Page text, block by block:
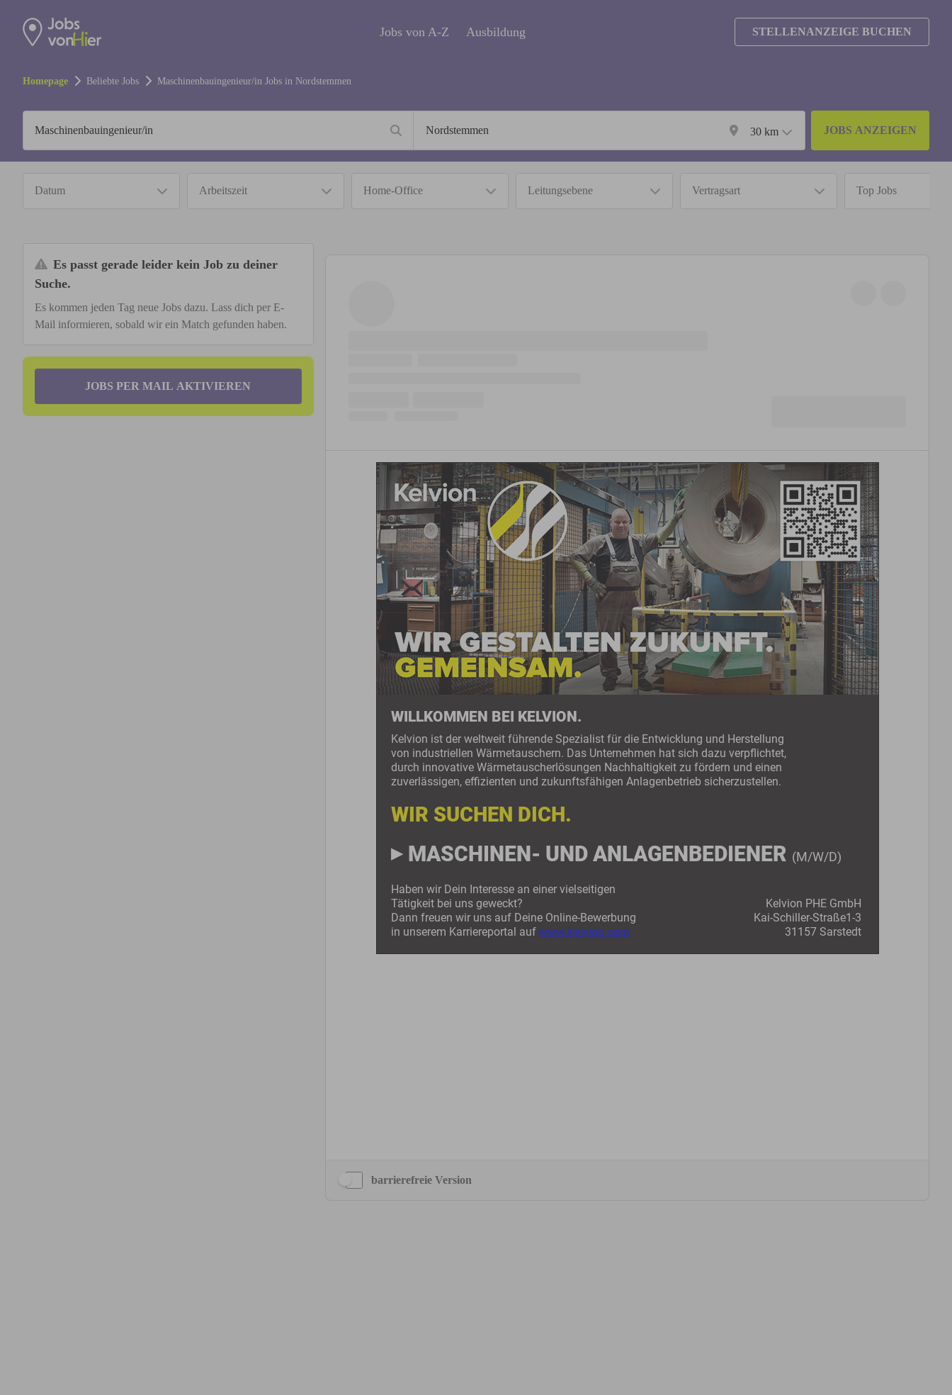
Jobs von A-Z Ausbildung STELLENANZEIGE BUCHEN
Homepage Beliebte Jobs Maschinenbauingenieur/in Jobs in Nordstemmen
30km JOBS ANZEIGEN
Datum Arbeitszeit Home-Office Leitungsebene Vertragsart Top Jobs
Es passt gerade leider kein Job zu deiner
Suche.
Es kommen jeden Tag neue Jobs dazu. Lass dich per E-
Mail informieren, sobald wir ein Match gefunden haben.
JOBS PER MAIL AKTIVIEREN
barrierefreie Version